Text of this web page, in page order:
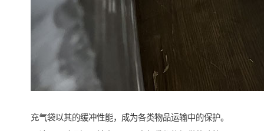
充气袋以其的缓冲性能，成为各类物品运输中的保护。